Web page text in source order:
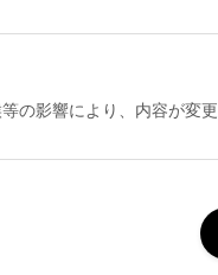
の影響により、内容が変